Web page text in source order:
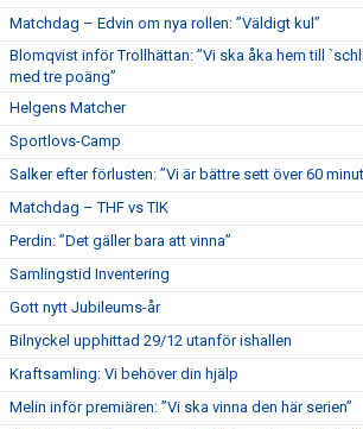
Matchdag – Edvin om nya rollen: ”Väldigt kul”
Blomqvist inför Trollhättan: ”Vi ska åka hem till
med tre poäng”
Helgens Matcher
Sportlovs-Camp
Salker efter förlusten: ”Vi är bättre sett över 60
Matchdag – THF vs TIK
Perdin: ”Det gäller bara att vinna”
Samlingstid Inventering
Gott nytt Jubileums-år
Bilnyckel upphittad 29/12 utanför ishallen
Kraftsamling: Vi behöver din hjälp
Melin inför premiären: ”Vi ska vinna den här serien”